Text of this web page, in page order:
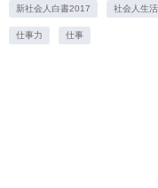
新社会人白書2017 社会人生活
仕事力 仕事